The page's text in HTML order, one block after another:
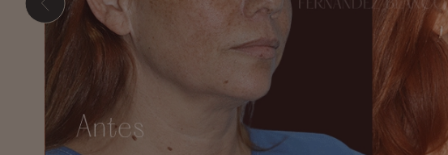
Presione ENTER para comenzar su búsqueda